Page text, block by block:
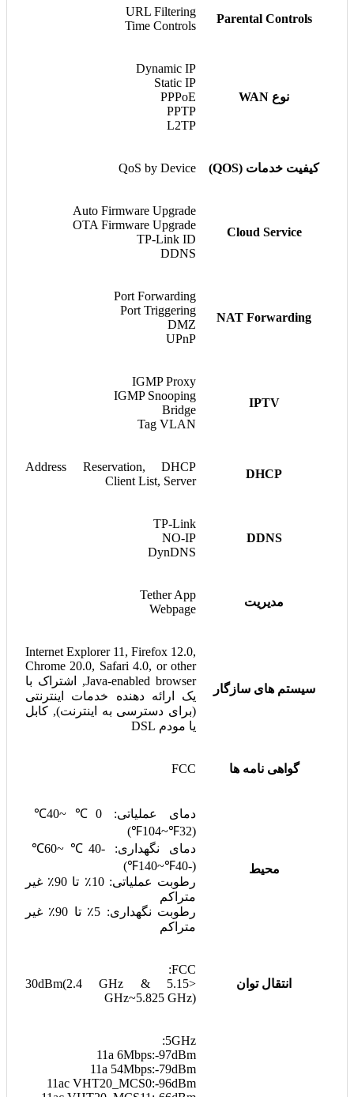
Parental Controls
URL Filtering
Time Controls
نوع WAN
Dynamic IP
Static IP
PPPoE
PPTP
L2TP
کیفیت خدمات (QOS) QoS by Device
Cloud Service
Auto Firmware Upgrade
OTA Firmware Upgrade
TP-Link ID
DDNS
NAT Forwarding
Port Forwarding
Port Triggering
DMZ
UPnP
IPTV
IGMP Proxy
IGMP Snooping
Bridge
Tag VLAN
DHCP
Address Reservation, DHCP
Client List, Server
DDNS
TP-Link
NO-IP
DynDNS
مدیریت
Tether App
Webpage
سیستم های سازگار
Internet Explorer 11, Firefox 12.0,
Chrome 20.0, Safari 4.0, or other
Java-enabled browser, اشتراک با
یک ارائه دهنده خدمات اینترنتی
(برای دسترسی به اینترنت), کابل
یا مودم DSL
گواهی نامه ها FCC
محیط
دمای عملیاتی: 0℃~40℃
(32℉~104℉)
دمای نگهداری: -40℃~60℃
(-40℉~140℉)
رطوبت عملیاتی: 10٪ تا 90٪ غیر
متراکم
رطوبت نگهداری: 5٪ تا 90٪ غیر
متراکم
انتقال توان
FCC:
<30dBm(2.4 GHz & 5.15
GHz~5.825 GHz)
5GHz:
11a 6Mbps:-97dBm
11a 54Mbps:-79dBm
11ac VHT20_MCS0:-96dBm